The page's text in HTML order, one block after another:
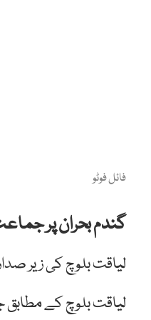
فائل فوٹو
گندم بحران پر
لیاقت بلوچ کی زیر
لیاقت بلوچ کے مطابق